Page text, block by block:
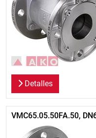
Detalles
VMC65.05.50FA.50,